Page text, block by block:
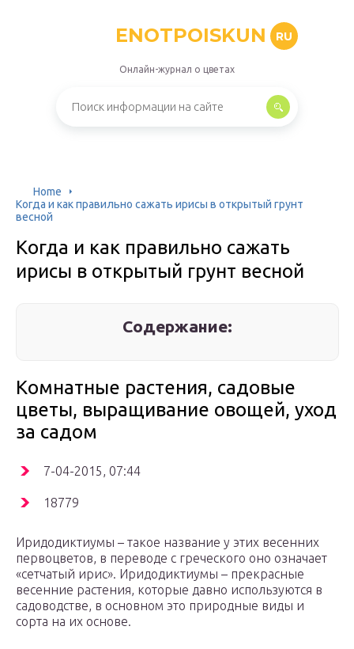
ENOTPOISKUN RU
Онлайн-журнал о цветах
Home
Когда и как правильно сажать ирисы в открытый грунт
весной
Когда и как правильно сажать
ирисы в открытый грунт весной
Содержание:
Комнатные растения, садовые
цветы, выращивание овощей, уход
за садом
7-04-2015, 07:44
18779
Иридодиктиумы – такое название у этих весенних
первоцветов, в переводе с греческого оно означает
«сетчатый ирис». Иридодиктиумы – прекрасные
весенние растения, которые давно используются в
садоводстве, в основном это природные виды и
сорта на их основе.